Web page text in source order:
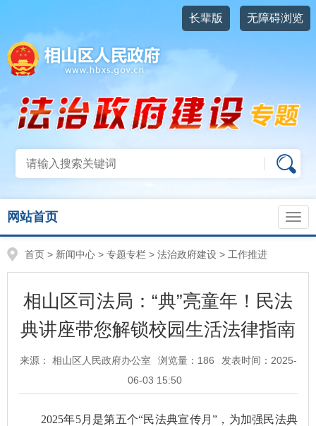
长辈版 无障碍浏览
网站首页
首页 > 新闻中心 > 专题专栏 > 法治政府建设 > 工作推进
相山区司法局：“典”亮童年！民法
典讲座带您解锁校园生活法律指南
来源： 相山区人民政府办公室 浏览量： 186
发表时间：2025-
06-03 15:50
2025年5月是第五个“民法典宣传月”，为加强民法典